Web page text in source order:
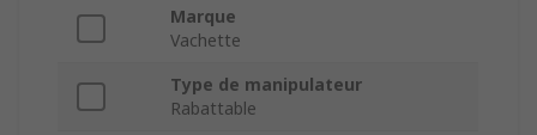
Marque
Vachette
Type de manipulateur
Rabattable